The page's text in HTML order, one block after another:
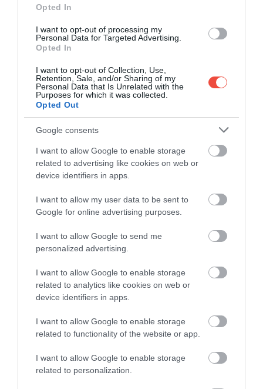
Opted In
I want to opt-out of processing my
Personal Data for Targeted Advertising.
Opted In
I want to opt-out of Collection, Use,
Retention, Sale, and/or Sharing of my
Personal Data that Is Unrelated with the
Purposes for which it was collected.
Opted Out
Google consents
I want to allow Google to enable storage
related to advertising like cookies on web or
device identifiers in apps.
I want to allow my user data to be sent to
Google for online advertising purposes.
I want to allow Google to send me
personalized advertising.
I want to allow Google to enable storage
related to analytics like cookies on web or
device identifiers in apps.
I want to allow Google to enable storage
related to functionality of the website or app.
I want to allow Google to enable storage
related to personalization.
Ez is érdekelhet:Ryanairrel utazol? Ezekre a
változásokra kell figyelned 2025-ben
Csakúgy feszült helyzet alakult ki
Ausztriával, Dániával, Észtországgal,
Németországgal és Franciaországgal,
ugyanis mindegyik ország emelt az
utasonként fizetendő adón.
Ausztriában
12 eurót kérnek a légitársaságoktól,
ami a Ryanair szerint túl magas és „aláássa az ország
versenyképességét". A dániai
50 koronára (kb. 6,7 euróra) emelik a repülőtéri díjat,
aminek hatására az ír cég teljesen beszünteti a
városba közlekedő járatait. Hasonló sorsra jutott
Dánia második legforgalmasabb repülőtere, a
Billund Airportis, ahonnan március 31-gyel vonul ki